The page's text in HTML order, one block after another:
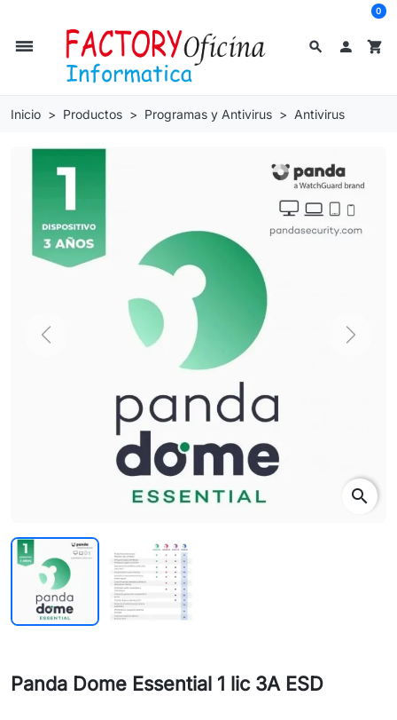
search
dehaze  shopping_cart
0
Inicio Productos Programas y Antivirus Antivirus
Previous Next
search
Panda Dome Essential 1 lic 3A ESD